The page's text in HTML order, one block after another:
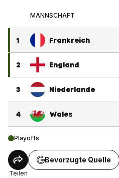
MANNSCHAFT
1 Frankreich
2 England
3 Niederlande
4 Wales
Playoffs
Teilen
Bevorzugte Quelle